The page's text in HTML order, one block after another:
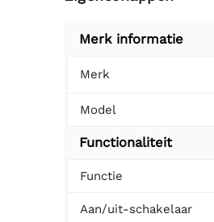
Merk informatie
Merk
Model
Functionaliteit
Functie
Aan/uit-schakelaar